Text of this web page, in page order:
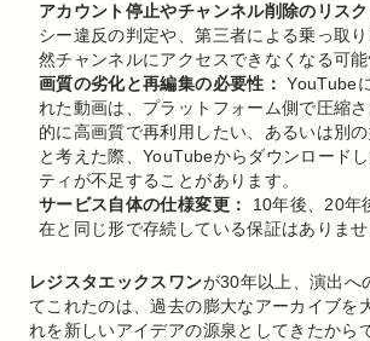
アカウント停止やチャンネル削除のリスク
シー違反の判定や、第三者による乗っ取
然チャンネルにアクセスできなくなる可能
画質の劣化と再編集の必要性： YouTube
れた動画は、プラットフォーム側で圧縮
的に高画質で再利用したい、あるいは別
と考えた際、YouTubeからダウンロード
ティが不足することがあります。
サービス自体の仕様変更：
10年後、20年
在と同じ形で存続している保証はありませ
レジスタエックスワンが30年以上、演出へ
てこれたのは、過去の膨大なアーカイブを
れを新しいアイデアの源泉としてきたから